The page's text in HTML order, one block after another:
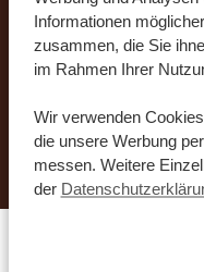
Informationen
zusammen, die Sie
im Rahmen Ihrer
Wir verwenden
die unsere Werbung
messen. Weitere
der
anpassen
Ihre Traumreise.
DIESE